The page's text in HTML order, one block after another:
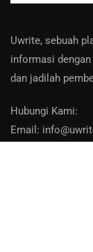
Uwrite, sebuah
informasi
dan jadilah
Hubungi Kami:
Email: